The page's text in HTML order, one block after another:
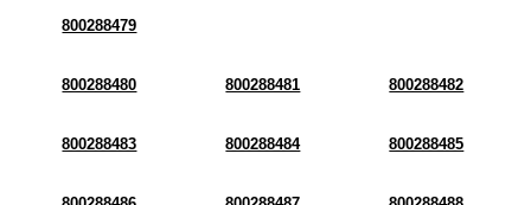
800288479
800288480 800288481 800288482
800288483 800288484 800288485